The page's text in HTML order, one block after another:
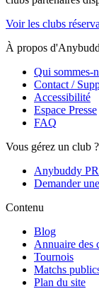
Voir les clubs
À propos
Qui sommes-
Contact /
Accessibilité
Espace Presse
FAQ
Vous gérez un club ?
Anybuddy
Demander
Contenu
Blog
Annuaire des
Tournois
Matchs
Plan du site